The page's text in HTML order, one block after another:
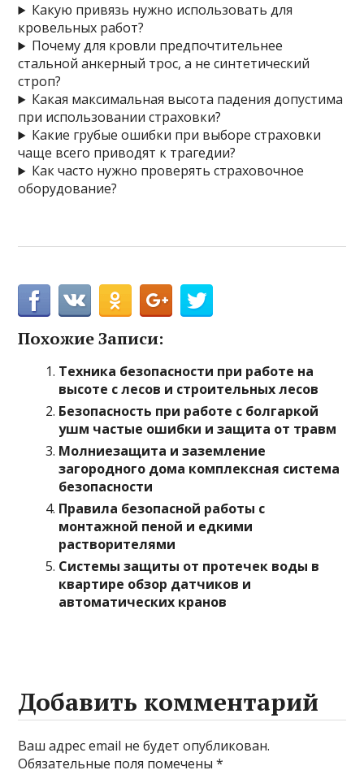
Какую привязь нужно использовать для
кровельных работ?
Почему для кровли предпочтительнее
стальной анкерный трос, а не синтетический
строп?
Какая максимальная высота падения допустима
при использовании страховки?
Какие грубые ошибки при выборе страховки
чаще всего приводят к трагедии?
Как часто нужно проверять страховочное
оборудование?
Похожие Записи:
Техника безопасности при работе на
высоте с лесов и строительных лесов
Безопасность при работе с болгаркой
ушм частые ошибки и защита от травм
Молниезащита и заземление
загородного дома комплексная система
безопасности
Правила безопасной работы с
монтажной пеной и едкими
растворителями
Системы защиты от протечек воды в
квартире обзор датчиков и
автоматических кранов
Добавить комментарий
Ваш адрес email не будет опубликован.
Обязательные поля помечены*